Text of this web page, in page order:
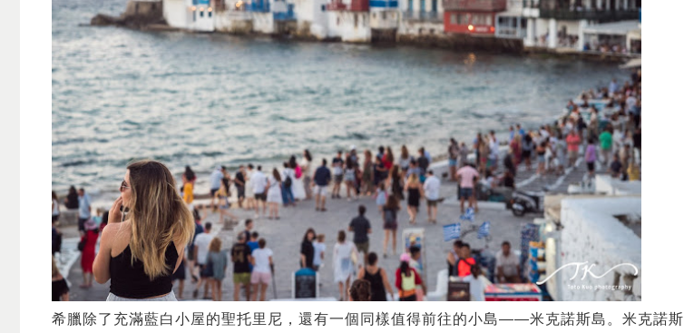
希臘除了充滿藍白小屋的聖托里尼，還有一個同樣值得前往的小島——米克諾斯島。米克諾斯